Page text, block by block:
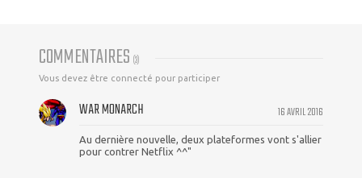
COMMENTAIRES (3)
Vous devez être connecté pour participer
16 AVRIL 2016
WAR MONARCH
Au dernière nouvelle, deux plateformes vont s'allier
pour contrer Netflix ^^"